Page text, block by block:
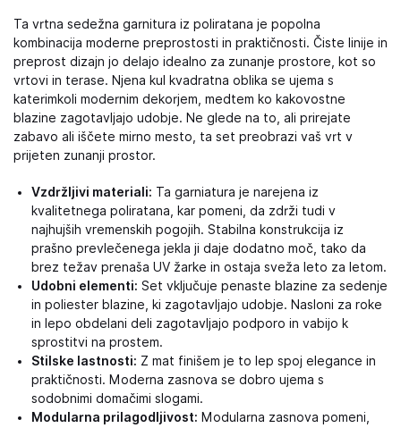
Ta vrtna sedežna garnitura iz poliratana je popolna
kombinacija moderne preprostosti in praktičnosti. Čiste linije in
preprost dizajn jo delajo idealno za zunanje prostore, kot so
vrtovi in terase. Njena kul kvadratna oblika se ujema s
katerimkoli modernim dekorjem, medtem ko kakovostne
blazine zagotavljajo udobje. Ne glede na to, ali prirejate
zabavo ali iščete mirno mesto, ta set preobrazi vaš vrt v
prijeten zunanji prostor.
Vzdržljivi materiali: Ta garniatura je narejena iz
kvalitetnega poliratana, kar pomeni, da zdrži tudi v
najhujših vremenskih pogojih. Stabilna konstrukcija iz
prašno prevlečenega jekla ji daje dodatno moč, tako da
brez težav prenaša UV žarke in ostaja sveža leto za letom.
Udobni elementi: Set vključuje penaste blazine za sedenje
in poliester blazine, ki zagotavljajo udobje. Nasloni za roke
in lepo obdelani deli zagotavljajo podporo in vabijo k
sprostitvi na prostem.
Stilske lastnosti: Z mat finišem je to lep spoj elegance in
praktičnosti. Moderna zasnova se dobro ujema s
sodobnimi domačimi slogami.
Modularna prilagodljivost: Modularna zasnova pomeni,